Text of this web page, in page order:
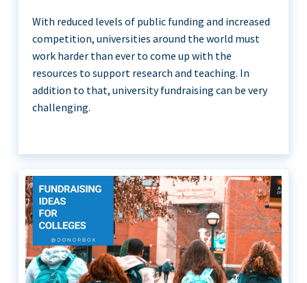
With reduced levels of public funding and increased
competition, universities around the world must
work harder than ever to come up with the
resources to support research and teaching. In
addition to that, university fundraising can be very
challenging.